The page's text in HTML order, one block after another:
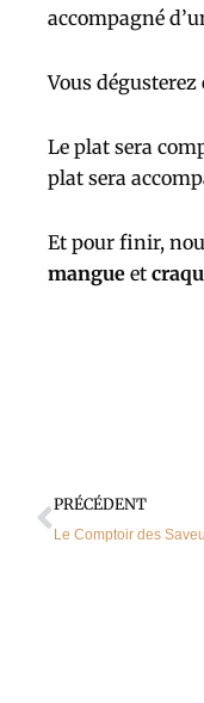
accompagné
Vous
Le plat sera
plat sera
Et pour finir,
mangue et
Précédent
PRÉCÉDENT
Le Comptoir des